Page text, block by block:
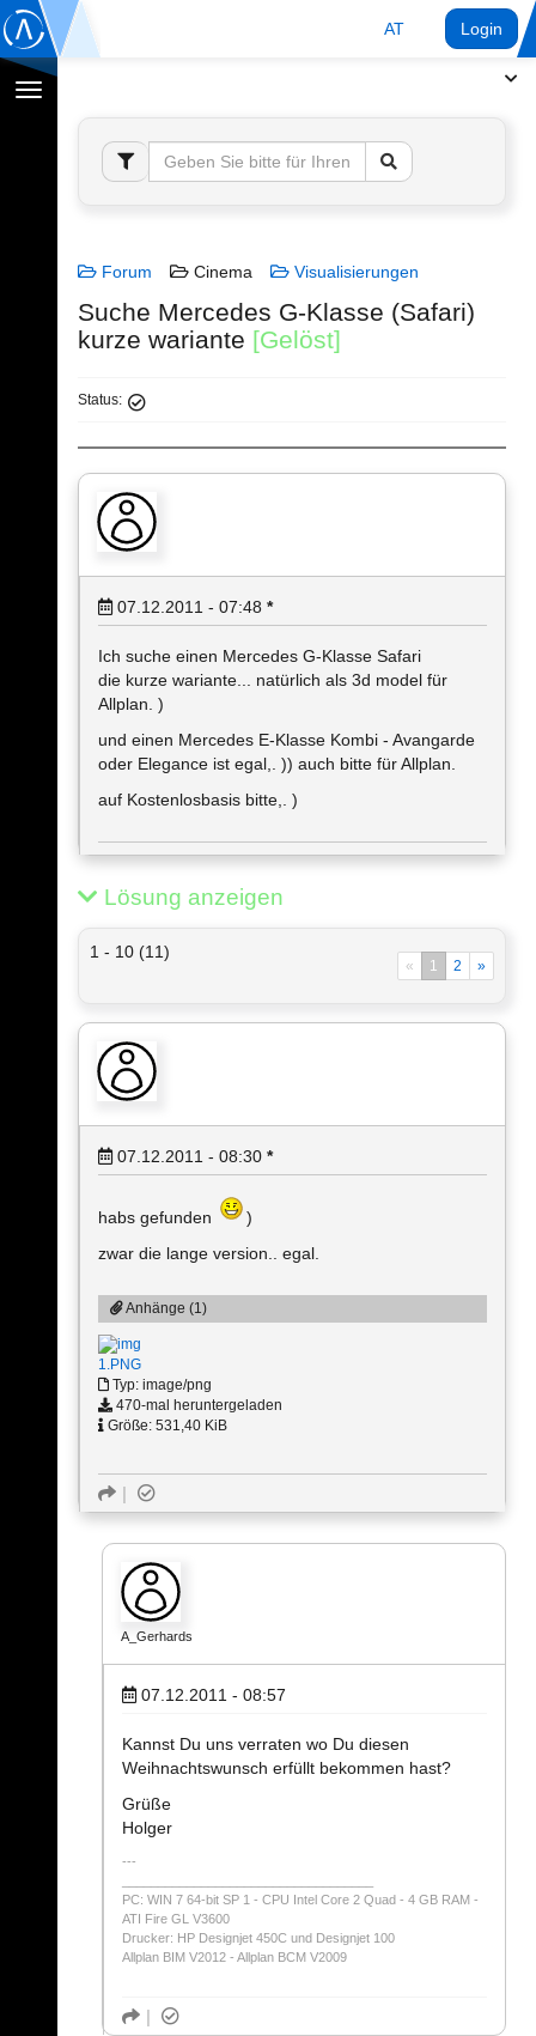
AT Login
Navigation
umschalten
Forum Cinema Visualisierungen
Suche Mercedes G-Klasse (Safari)
kurze wariante [Gelöst]
Status:
07.12.2011 - 07:48 *
Ich suche einen Mercedes G-Klasse Safari
die kurze wariante... natürlich als 3d model für
Allplan. )
und einen Mercedes E-Klasse Kombi - Avangarde
oder Elegance ist egal,. )) auch bitte für Allplan.
auf Kostenlosbasis bitte,. )
Lösung anzeigen
1 - 10 (11)
« 1 2 »
07.12.2011 - 08:30 *
habs gefunden
)
zwar die lange version.. egal.
Anhänge (1)
1.PNG
Typ: image/png
470-mal heruntergeladen
Größe: 531,40 KiB
A_Gerhards
07.12.2011 - 08:57
Kannst Du uns verraten wo Du diesen
Weihnachtswunsch erfüllt bekommen hast?
Grüße
Holger
PC: WIN 7 64-bit SP 1 - CPU Intel Core 2 Quad - 4 GB RAM -
ATI Fire GL V3600
Drucker: HP Designjet 450C und Designjet 100
Allplan BIM V2012 - Allplan BCM V2009